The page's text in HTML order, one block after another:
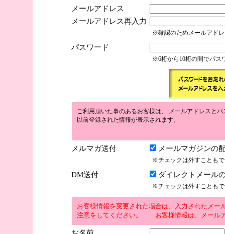
メールアドレス
メールアドレス再入力
※確認のためメールアド
パスワード
※6桁から10桁の間でパス
ご利用頂いた事のあるお客様は、 メールアドレスと
以前登録された情報が表示されます。
メルマガ送付 メールマガジンの
※チェックは外すことも
DM送付 ダイレクトメール
※チェックは外すことも
お客様情報を変更された場合は、入力されたメ
注意をしてください。 お客様情報は、メール